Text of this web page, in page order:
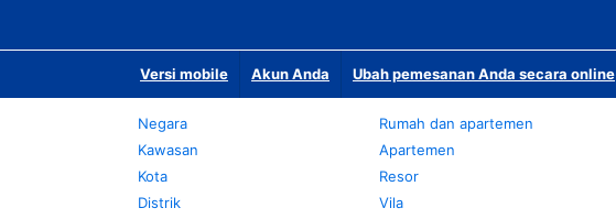
Versi mobile Akun Anda Ubah pemesanan Anda secara online
Negara
Kawasan
Kota
Distrik
Rumah dan apartemen
Apartemen
Resor
Vila